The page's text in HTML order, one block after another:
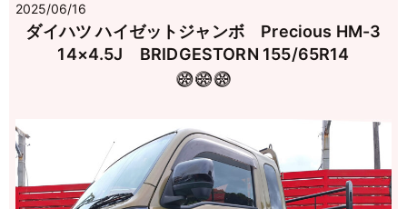
2025/06/16
ダイハツ ハイゼットジャンボ Precious HM-3
14×4.5J BRIDGESTORN 155/65R14